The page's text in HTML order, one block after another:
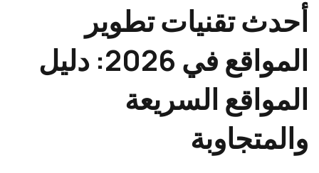
أحدث تقنيات تطوير
المواقع في 2026: دليل
المواقع السريعة
والمتجاوبة